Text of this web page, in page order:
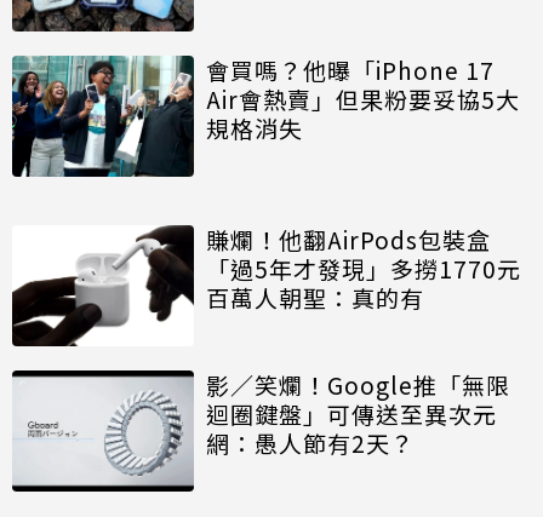
會買嗎？他曝「iPhone 17
Air會熱賣」但果粉要妥協5大
規格消失
賺爛！他翻AirPods包裝盒
「過5年才發現」多撈1770元
百萬人朝聖：真的有
影／笑爛！Google推「無限
迴圈鍵盤」可傳送至異次元
網：愚人節有2天？